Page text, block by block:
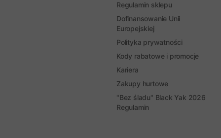
Regulamin sklepu
Dofinansowanie Unii
Europejskiej
Polityka prywatności
Kody rabatowe i promocje
Kariera
Zakupy hurtowe
"Bez śladu" Black Yak 2026
Regulamin